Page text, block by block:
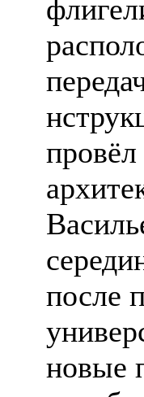
провёл
после
новые